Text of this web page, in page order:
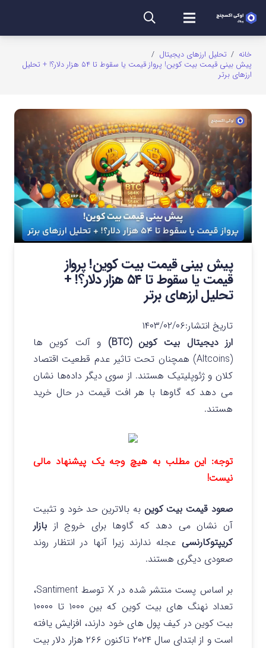
خانه / تحلیل ارزهای دیجیتال /
پیش بینی قیمت بیت کوین! پرواز قیمت یا سقوط تا ۵۴ هزار دلار؟! + تحلیل
ارزهای برتر
پیش بینی قیمت بیت کوین! پرواز
قیمت یا سقوط تا ۵۴ هزار دلار؟! +
تحلیل ارزهای برتر
تاریخ انتشار:۱۴۰۳/۰۲/۰۶
ارز دیجیتال بیت کوین (BTC)
و آلت کوین ها
(Altcoins) همچنان تحت تاثیر عدم قطعیت اقتصاد
کلان و ژئوپلیتیک هستند. از سوی دیگر داده‌ها نشان
می‌ دهد که گاوها با هر افت قیمت در حال خرید
هستند.
توجه: این مطلب به هیچ وجه یک پیشنهاد مالی
نیست!
صعود قیمت بیت کوین به بالاترین حد خود و تثبیت
آن نشان می دهد که گاوها برای خروج از بازار
کریپتوکارنسی عجله ندارند زیرا آنها در انتظار روند
صعودی دیگری هستند.
بر اساس پست منتشر شده در X توسط Santiment،
تعداد نهنگ های بیت کوین که بین ۱۰۰۰ تا ۱۰۰۰۰
بیت کوین در کیف پول های خود دارند، افزایش یافته
است و از ابتدای سال ۲۰۲۴ تاکنون ۲۶۶ هزار دلار بیت